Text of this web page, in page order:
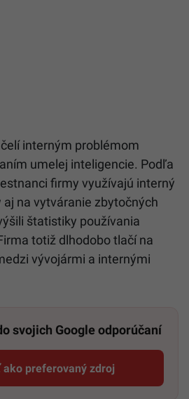
čelí interným problémom
umelej inteligencie. Podľa
firmy využívajú interný
na vytváranie zbytočných
štatistiky používania
totiž dlhodobo tlačí na
vývojármi a internými
svojich Google odporúčaní
ako preferovaný zdroj
Startitup, odkaz sa otvorí v